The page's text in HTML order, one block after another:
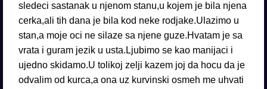
sledeci sastanak u njenom stanu,u kojem je bila njena
cerka,ali tih dana je bila kod neke rodjake.Ulazimo u
stan,a moje oci ne silaze sa njene guze.Hvatam je sa
vrata i guram jezik u usta.Ljubimo se kao manijaci i
ujedno skidamo.U tolikoj zelji kazem joj da hocu da je
odvalim od kurca,a ona uz kurvinski osmeh me uhvati